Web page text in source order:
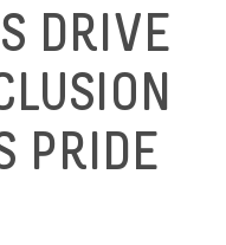
DRIVE
PRIDE